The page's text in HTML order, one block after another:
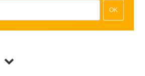
OK